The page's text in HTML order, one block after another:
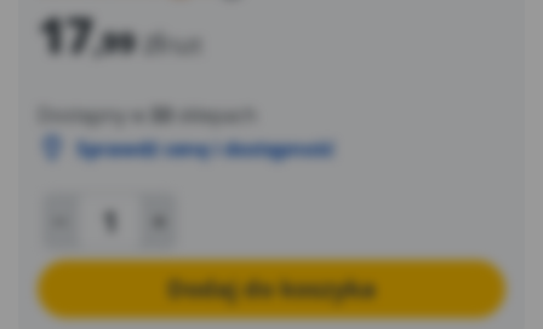
17,99 zł
Dostępny w
sklepach
Sprawdź cenę i dostępność
Dodaj do koszyka